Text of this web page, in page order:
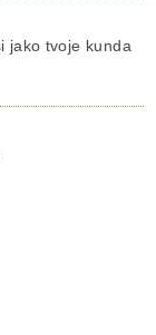
jako tvoje kunda